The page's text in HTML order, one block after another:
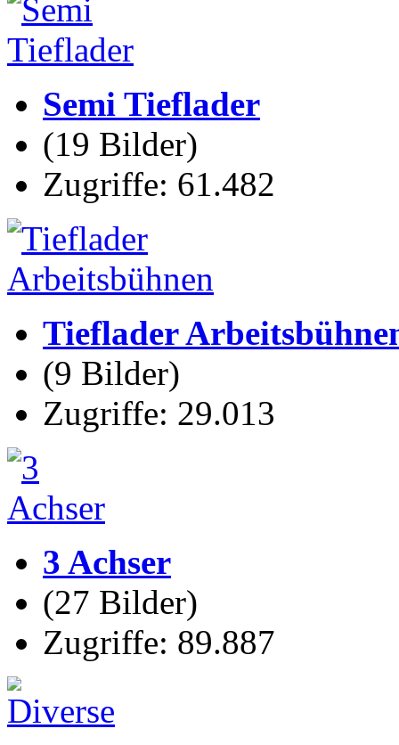
Semi Tieflader
(19 Bilder)
Zugriffe: 61.482
Tieflader
(9 Bilder)
Zugriffe: 29.013
3 Achser
(27 Bilder)
Zugriffe: 89.887